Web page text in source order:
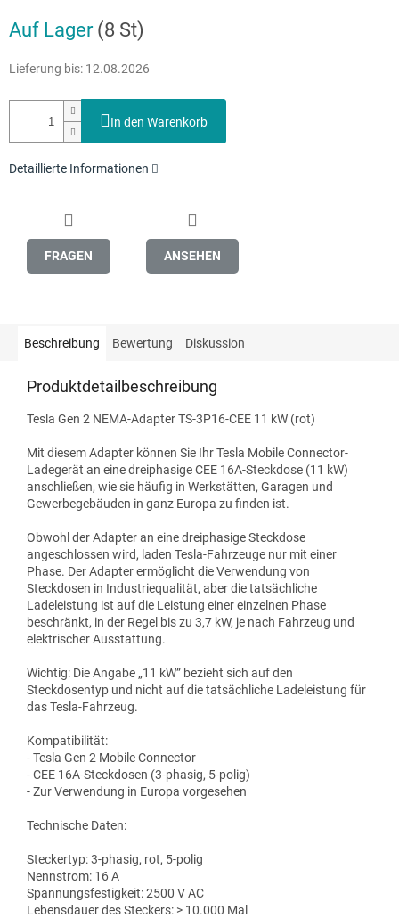
Auf Lager (8 St)
Lieferung bis: 12.08.2026
In den Warenkorb
Detaillierte Informationen
FRAGEN ANSEHEN
Beschreibung Bewertung Diskussion
Produktdetailbeschreibung
Tesla Gen 2 NEMA-Adapter TS-3P16-CEE 11 kW (rot)
Mit diesem Adapter können Sie Ihr Tesla Mobile Connector-
Ladegerät an eine dreiphasige CEE 16A-Steckdose (11 kW)
anschließen, wie sie häufig in Werkstätten, Garagen und
Gewerbegebäuden in ganz Europa zu finden ist.
Obwohl der Adapter an eine dreiphasige Steckdose
angeschlossen wird, laden Tesla-Fahrzeuge nur mit einer
Phase. Der Adapter ermöglicht die Verwendung von
Steckdosen in Industriequalität, aber die tatsächliche
Ladeleistung ist auf die Leistung einer einzelnen Phase
beschränkt, in der Regel bis zu 3,7 kW, je nach Fahrzeug und
elektrischer Ausstattung.
Wichtig: Die Angabe „11 kW” bezieht sich auf den
Steckdosentyp und nicht auf die tatsächliche Ladeleistung für
das Tesla-Fahrzeug.
Kompatibilität:
- Tesla Gen 2 Mobile Connector
- CEE 16A-Steckdosen (3-phasig, 5-polig)
- Zur Verwendung in Europa vorgesehen
Technische Daten:
Steckertyp: 3-phasig, rot, 5-polig
Nennstrom: 16 A
Spannungsfestigkeit: 2500 V AC
Lebensdauer des Steckers: > 10.000 Mal